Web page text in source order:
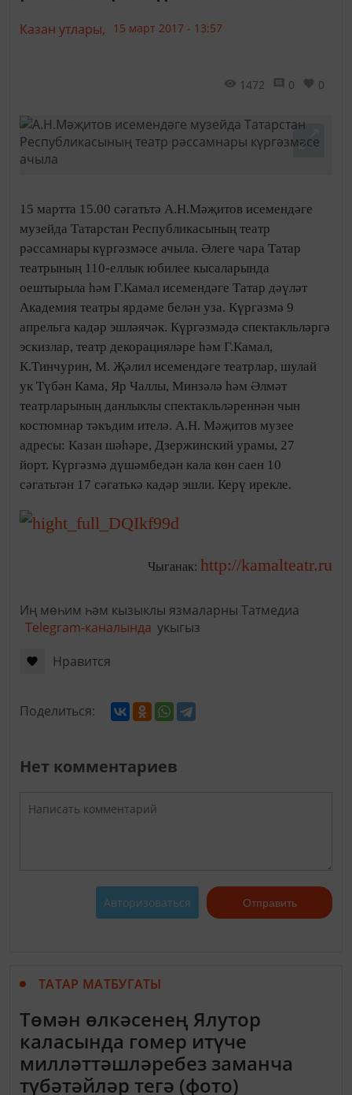
Казан утлары, 15 март 2017 - 13:57
1472 0 0
15 мартта 15.00 сәгатьтә А.Н.Мәҗитов исемендәге
музейда Татарстан Республикасының театр
рәссамнары күргәзмәсе ачыла. Әлеге чара Татар
театрының 110-еллык юбилее кысаларында
оештырыла һәм Г.Камал исемендәге Татар дәүләт
Академия театры ярдәме белән уза. Күргәзмә 9
апрельга кадәр эшләячәк. Күргәзмәдә спектакльләргә
эскизлар, театр декорацияләре һәм Г.Камал,
К.Тинчурин, М. Җәлил исемендәге театрлар, шулай
ук Түбән Кама, Яр Чаллы, Минзәлә һәм Әлмәт
театрларының данлыклы спектакльләреннән чын
костюмнар тәкъдим ителә. А.Н. Мәҗитов музее
адресы: Казан шәһәре, Дзержинский урамы, 27
йорт. Күргәзмә дүшәмбедән кала көн саен 10
сәгатьтән 17 сәгатькә кадәр эшли. Керү ирекле.
Чыганак: http://kamalteatr.ru
Иң мөһим һәм кызыклы язмаларны Татмедиа
Telegram-каналында укыгыз
Нравится
Поделиться:
Нет комментариев
Авторизоваться Отправить
ТАТАР МАТБУГАТЫ
Төмән өлкәсенең Ялутор
каласында гомер итүче
милләттәшләребез заманча
түбәтәйләр тегә (фото)